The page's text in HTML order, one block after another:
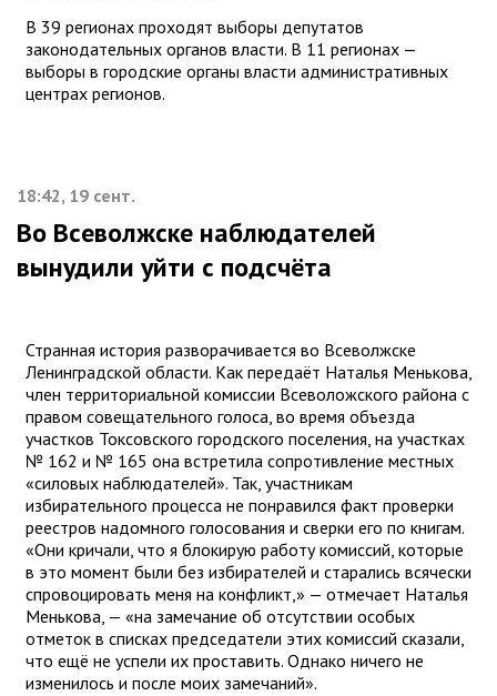
В 39 регионах проходят выборы депутатов
законодательных органов власти. В 11 регионах —
выборы в городские органы власти административных
центрах регионов.
18:42, 19 сент.
Во Всеволжске наблюдателей
вынудили уйти с подсчёта
Странная история разворачивается во Всеволжске
Ленинградской области. Как передаёт Наталья Менькова,
член территориальной комиссии Всеволожского района с
правом совещательного голоса, во время объезда
участков Токсовского городского поселения, на участках
№ 162 и № 165 она встретила сопротивление местных
«силовых наблюдателей». Так, участникам
избирательного процесса не понравился факт проверки
реестров надомного голосования и сверки его по книгам.
«Они кричали, что я блокирую работу комиссий, которые
в это момент были без избирателей и старались всячески
спровоцировать меня на конфликт,» — отмечает Наталья
Менькова, — «на замечание об отсутствии особых
отметок в списках председатели этих комиссий сказали,
что ещё не успели их проставить. Однако ничего не
изменилось и после моих замечаний».